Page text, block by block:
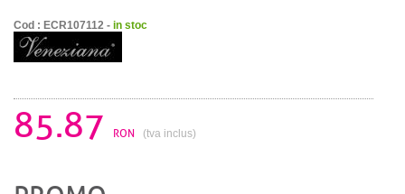
Cod : ECR107112 - in stoc
85.87 RON (tva inclus)